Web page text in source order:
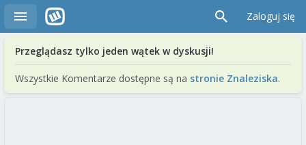
Zaloguj się
Przeglądasz tylko jeden wątek w dyskusji!
Wszystkie Komentarze dostępne są na stronie Znaleziska.